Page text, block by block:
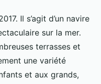
Il s’agit d’un navire
sur la mer.
terrasses et
une variété
et aux grands,